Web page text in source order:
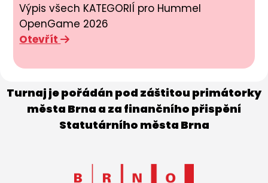
Výpis všech KATEGORIÍ pro Hummel
OpenGame 2026
Otevřít
Turnaj je pořádán pod záštitou primátorky
města Brna a za finančního přispění
Statutárního města Brna